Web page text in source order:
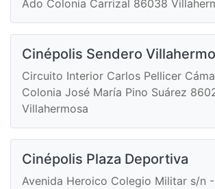
Ado Colonia Carrizal 86038
Cinépolis Sendero
Circuito Interior Carlos Pellicer
Colonia José María Pino Suárez
Villahermosa
Cinépolis Plaza Deportiva
Avenida Heroico Colegio Militar s/n